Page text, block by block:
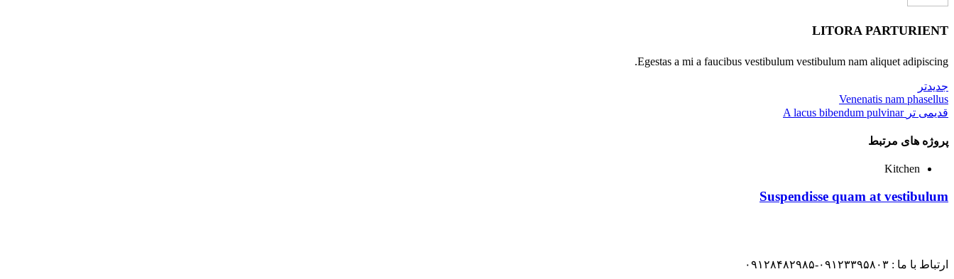
LITORA PARTURIENT
Egestas a mi a faucibus vestibulum vestibulum nam aliquet adipiscing.
جدیدتر
Venenatis nam phasellus
قدیمی تر A lacus bibendum pulvinar
پروژه های مرتبط
Kitchen
Suspendisse quam at vestibulum
ارتباط با ما : ۰۹۱۲۳۳۹۵۸۰۳-۰۹۱۲۸۴۸۲۹۸۵